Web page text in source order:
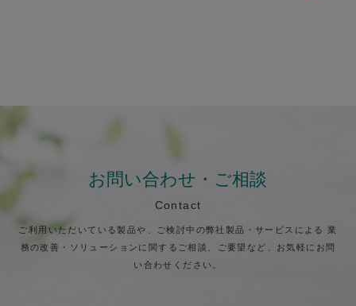
お問い合わせ・ご相談
Contact
ご利用いただいている製品や、ご検討中の弊社製品・サービスによる 業
務の改善・ソリューションに関するご相談、ご要望など、お気軽にお問
い合わせください。